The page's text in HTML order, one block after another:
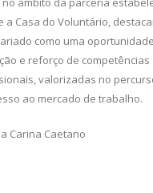
a Casa do Voluntário,
como uma
e reforço de competências
valorizadas no
ao mercado de trabalho.
Carina Caetano